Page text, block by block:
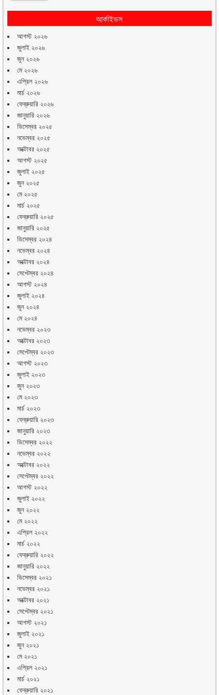
আর্কাইভস
আগস্ট ২০২৬
জুলাই ২০২৬
জুন ২০২৬
মে ২০২৬
এপ্রিল ২০২৬
মার্চ ২০২৬
ফেব্রুয়ারি ২০২৬
জানুয়ারি ২০২৬
ডিসেম্বর ২০২৫
নভেম্বর ২০২৫
অক্টোবর ২০২৫
আগস্ট ২০২৫
জুলাই ২০২৫
জুন ২০২৫
মে ২০২৫
মার্চ ২০২৫
ফেব্রুয়ারি ২০২৫
জানুয়ারি ২০২৫
ডিসেম্বর ২০২৪
নভেম্বর ২০২৪
অক্টোবর ২০২৪
সেপ্টেম্বর ২০২৪
আগস্ট ২০২৪
জুলাই ২০২৪
জুন ২০২৪
মে ২০২৪
নভেম্বর ২০২৩
অক্টোবর ২০২৩
সেপ্টেম্বর ২০২৩
আগস্ট ২০২৩
জুলাই ২০২৩
জুন ২০২৩
মে ২০২৩
মার্চ ২০২৩
ফেব্রুয়ারি ২০২৩
জানুয়ারি ২০২৩
ডিসেম্বর ২০২২
নভেম্বর ২০২২
অক্টোবর ২০২২
সেপ্টেম্বর ২০২২
আগস্ট ২০২২
জুলাই ২০২২
জুন ২০২২
মে ২০২২
এপ্রিল ২০২২
মার্চ ২০২২
ফেব্রুয়ারি ২০২২
জানুয়ারি ২০২২
ডিসেম্বর ২০২১
নভেম্বর ২০২১
অক্টোবর ২০২১
সেপ্টেম্বর ২০২১
আগস্ট ২০২১
জুলাই ২০২১
জুন ২০২১
মে ২০২১
এপ্রিল ২০২১
মার্চ ২০২১
ফেব্রুয়ারি ২০২১